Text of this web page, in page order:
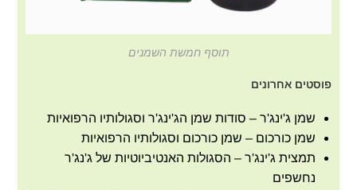
תוסף חמשת השמנים
פוסטים אחרונים
שמן ג'ינג'ר – סודות שמן הג'ינג'ר וסגולותיו הרפואיות
שמן כורכום – שמן כורכום וסגולותיו הרפואיות
תמצית ג'ינג'ר – הסגולות האנטיביוטיות של ג'נג'ר
נחשפים